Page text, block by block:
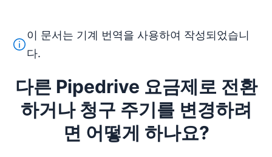
지원 팀 문의
이 텍스트는 기계 번역 도구를 사용하여 영어를 번역한 것
이 문서는 기계 번역을 사용하여 작성되었습니
다.
다른 Pipedrive 요금제로 전환
하거나 청구 주기를 변경하려
면 어떻게 하나요?